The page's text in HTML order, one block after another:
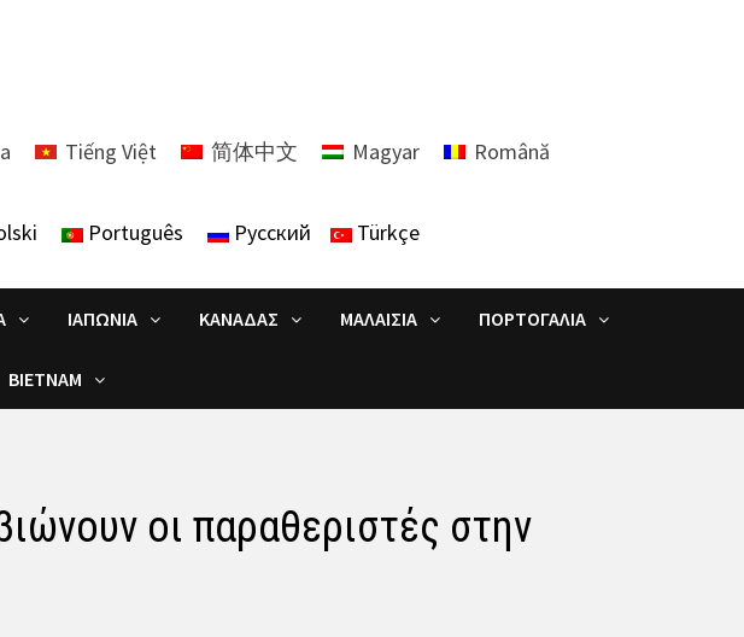
Tiếng Việt 简体中文 Magyar
Română
Português Русский Türkçe
ΙΑΠΩΝΊΑ ΚΑΝΑΔΆΣ ΜΑΛΑΙΣΊΑ ΠΟΡΤΟΓΑΛΊΑ
ΒΙΕΤΝΆΜ
οι παραθεριστές στην